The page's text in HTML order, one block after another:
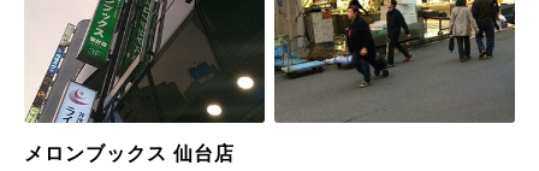
メロンブックス 仙台店